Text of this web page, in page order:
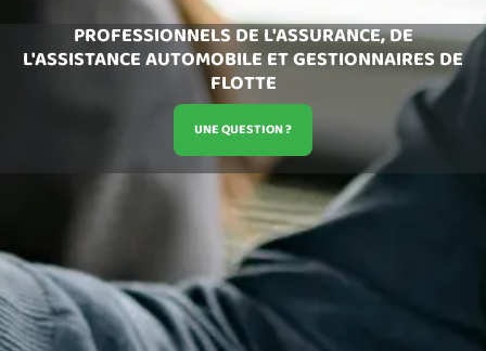
PROFESSIONNELS DE L'ASSURANCE, DE
L'ASSISTANCE AUTOMOBILE ET GESTIONNAIRES DE
FLOTTE
UNE QUESTION ?